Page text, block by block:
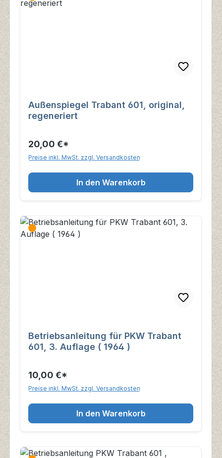
Außenspiegel Trabant 601, original,
regeneriert
20,00 €*
Preise inkl. MwSt. zzgl. Versandkosten
In den Warenkorb
Betriebsanleitung für PKW Trabant
601, 3. Auflage ( 1964 )
10,00 €*
Preise inkl. MwSt. zzgl. Versandkosten
In den Warenkorb